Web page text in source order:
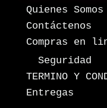
Quienes Somos
Contáctenos
Compras en
Seguridad
TERMINO Y
Entregas